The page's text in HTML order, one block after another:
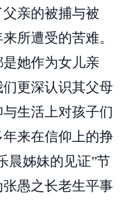
亲的被捕与被
所遭受的苦难。
她作为女儿亲
更深认识其父母
生活上对孩子们
来在信仰上的挣
晨姊妹的见证”节
愚之长老生平事